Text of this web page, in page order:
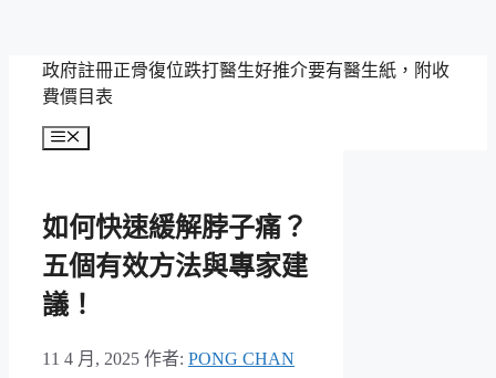
政府註冊正骨復位跌打醫生好推介要有醫生紙，附收
費價目表
選
如何快速緩解脖子痛？
五個有效方法與專家建
議！
11 4 月, 2025 作者: PONG CHAN